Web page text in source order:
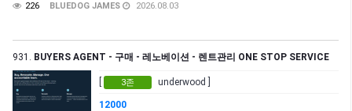
226 BLUEDOG JAMES 2026.08.03
931. BUYERS AGENT - 구매 - 레노베이션 - 렌트관리 ONE STOP SERVICE
3존 underwood ]
12000